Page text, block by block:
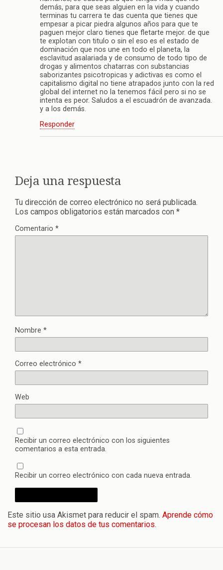
demás, para que seas alguien en la vida y cuando
terminas tu carrera te das cuenta que tienes que
empesar a picar piedra algunos años para que te
paguen mejor claro tienes que fletarte mejor. de que
te explotan con titulo o sin el eso es el estado de
dominación que nos une en todo el planeta, la
esclavitud asalariada y de consumo de todo tipo de
drogas y alimentos chatarras con substancias
saborizantes psicotropicas y adictivas es como el
capitalismo digital no tiene atrapados junto con la red
global del internet no la tenemos fácil pero si no se
intenta es peor. Saludos a el escuadrón de avanzada.
y a los demás.
Responder
Deja una respuesta
Tu dirección de correo electrónico no será publicada.
Los campos obligatorios están marcados con *
Comentario *
Nombre *
Correo electrónico *
Web
Recibir un correo electrónico con los siguientes
comentarios a esta entrada.
Recibir un correo electrónico con cada nueva entrada.
Este sitio usa Akismet para reducir el spam. Aprende cómo
se procesan los datos de tus comentarios.